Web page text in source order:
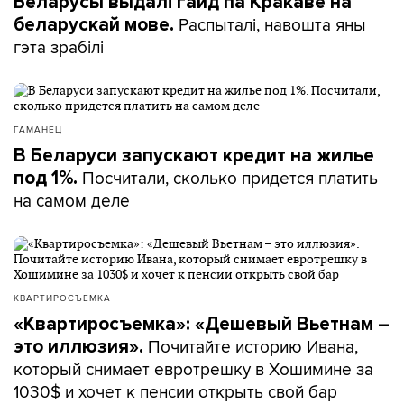
беларускай мове. Распыталі, навошта яны
гэта зрабілі
ГАМАНЕЦ
В Беларуси запускают кредит на жилье
под 1%. Посчитали, сколько придется платить
на самом деле
КВАРТИРОСЪЕМКА
«Квартиросъемка»: «Дешевый Вьетнам –
это иллюзия». Почитайте историю Ивана,
который снимает евротрешку в Хошимине за
1030$ и хочет к пенсии открыть свой бар